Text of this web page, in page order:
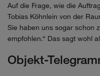
Auf die Frage, wie die
Tobias Köhnlein von der
Sie haben uns sogar schon
empfohlen.“ Das sagt wohl
Objekt-